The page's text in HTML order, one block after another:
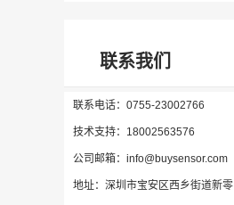
联系我们
联系电话：0755-23002766
技术支持：18002563576
公司邮箱：info@buysensor.com
地址：深圳市宝安区西乡街道新零